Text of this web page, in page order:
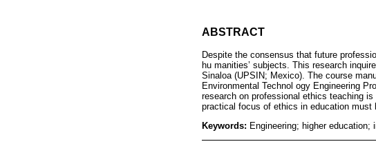
ABSTRACT
Despite the consensus that future
hu manities’ subjects. This research
Sinaloa (UPSIN; Mexico). The course
Environmental Technol ogy Engineering
research on professional ethics teaching
practical focus of ethics in education must
Keywords: Engineering; higher